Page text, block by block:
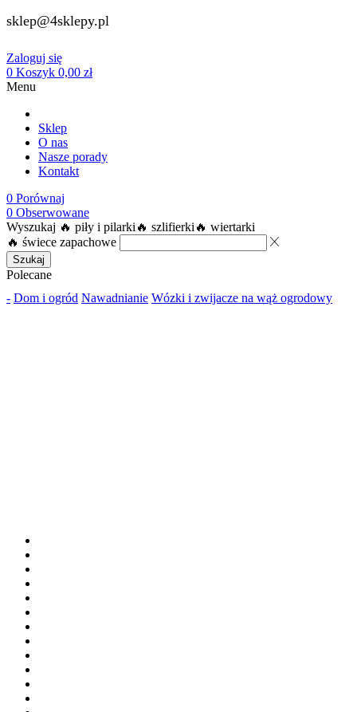
sklep@4sklepy.pl
Zaloguj się
0 Koszyk 0,00 zł
Menu
Sklep
O nas
Nasze porady
Kontakt
0 Porównaj
0 Obserwowane
Wyszukaj 🔥 piły i pilarki 🔥 szlifierki 🔥 wiertarki
🔥 świece zapachowe
Szukaj
Polecane
- Dom i ogród Nawadnianie Wózki i zwijacze na wąż ogrodowy